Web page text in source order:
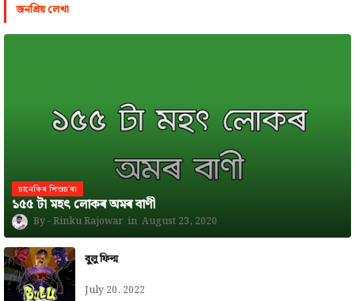
জনপ্রিয় লেখা
চানেকিৰ শিশুচ'ৰা
১৫৫ টা মহৎ লোকৰ অমৰ বাণী
Rinku Rajowar August 23, 2020
বুলু ফিল্ম
July 20, 2022